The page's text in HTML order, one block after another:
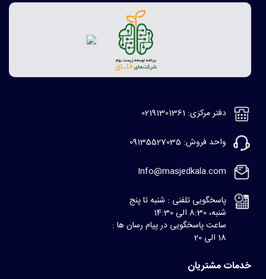
دفتر مرکزی: 02191301361
واحد فروش: 09135527035
Info@masjedkala.com
پاسخگویی تلفنی : شنبه تا پنج
شنبه، 8:30 الی 14:30
ساعت پاسخگویی در پیام رسان ها :
18 الی 20
خدمات مشتریان